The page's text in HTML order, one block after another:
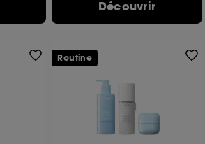
Découvrir
Routine